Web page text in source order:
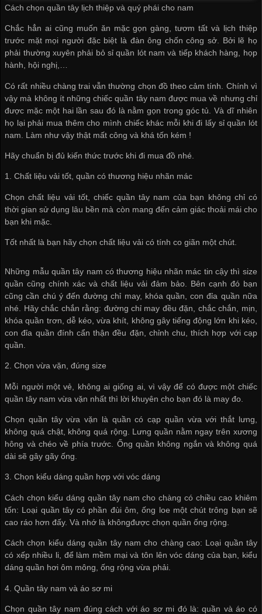
Cách chọn quần tây lịch thiệp và quý phái cho nam
Chắc hẳn ai cũng muốn ăn mặc gọn gàng, tươm tất và lịch thiệp
trước mặt mọi người đặc biệt là đàn ông chốn công sở. Bởi lẽ họ
phải thường xuyên phải bỏ sỉ quần lót nam và tiếp khách hàng, họp
hành, hội nghị,…
Có rất nhiều chàng trai vẫn thường chọn đồ theo cảm tính. Chính vì
vậy mà không ít những chiếc quần tây nam được mua về nhưng chỉ
được mặc một hai lần sau đó là nằm gọn trong góc tủ. Và dĩ nhiên
họ lại phải mua thêm cho mình chiếc khác mỗi khi đi lấy sỉ quần lót
nam . Làm như vậy thật mất công và khá tốn kém !
Hãy chuẩn bị đủ kiến thức trước khi đi mua đồ nhé.
1. Chất liệu vải tốt, quần có thương hiệu nhãn mác
Chọn chất liệu vải tốt, chiếc quần tây nam của bạn không chỉ có
thời gian sử dụng lâu bền mà còn mang đến cảm giác thoải mái cho
bạn khi mặc.
Tốt nhất là bạn hãy chọn chất liệu vải có tính co giãn một chút.
Những mẫu quần tây nam có thương hiệu nhãn mác tin cậy thì size
quần cũng chính xác và chất liệu vải đảm bảo. Bên cạnh đó bạn
cũng cần chú ý đến đường chỉ may, khóa quần, con đỉa quần nữa
nhé. Hãy chắc chắn rằng: đường chỉ may đều đặn, chắc chắn, mịn,
khóa quần trơn, dễ kéo, vừa khít, không gây tiếng động lớn khi kéo,
con đỉa quần đính cẩn thận đều đặn, chỉnh chu, thích hợp với cạp
quần.
2. Chọn vừa vặn, đúng size
Mỗi người một vẻ, không ai giống ai, vì vậy để có được một chiếc
quần tây nam vừa vặn nhất thì lời khuyên cho bạn đó là may đo.
Chọn quần tây vừa vặn là quần có cạp quần vừa với thắt lưng,
không quá chật, không quá rộng. Lưng quần nằm ngay trên xương
hông và chéo về phía trước. Ống quần không ngắn và không quá
dài sẽ gây gãy ống.
3. Chọn kiểu dáng quần hợp với vóc dáng
Cách chọn kiểu dáng quần tây nam cho chàng có chiều cao khiêm
tốn: Loại quần tây có phần đùi ôm, ống loe một chút trông bạn sẽ
cao ráo hơn đấy. Và nhớ là khôngđược chọn quần ống rộng.
Cách chọn kiểu dáng quần tây nam cho chàng cao: Loại quần tây
có xếp nhiều li, để làm mềm mại và tôn lên vóc dáng của bạn, kiểu
dáng quần hơi ôm mông, ống rộng vừa phải.
4. Quần tây nam và áo sơ mi
Chọn quần tây nam đúng cách với áo sơ mi đó là: quần và áo có